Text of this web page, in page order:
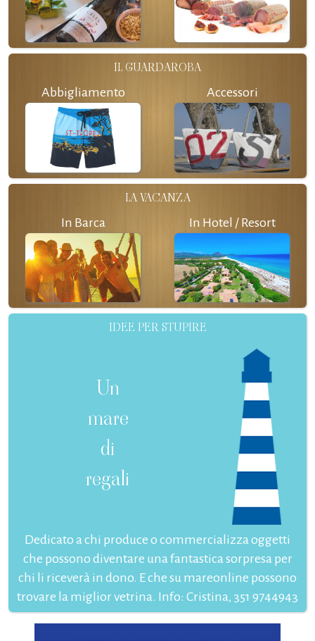
IL GUARDAROBA
Abbigliamento Accessori
LA VACANZA
In Barca In Hotel / Resort
IDEE PER STUPIRE
Un
mare
di
regali
Dedicato a chi produce o commercializza oggetti
che possono diventare una fantastica sorpresa per
chi li riceverà in dono. E che su mareonline possono
trovare la miglior vetrina. Info: Cristina, 351 9744943